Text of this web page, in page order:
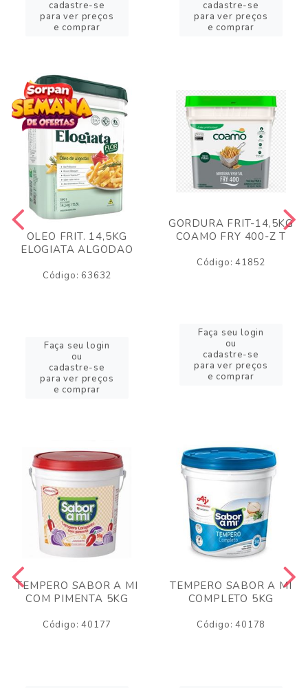
cadastre-se
para ver preços
e comprar
cadastre-se
para ver preços
e comprar
OLEO FRIT. 14,5KG
ELOGIATA ALGODAO
Código: 63632
Faça seu login
ou
cadastre-se
para ver preços
e comprar
GORDURA FRIT-14,5KG
COAMO FRY 400-Z T
Código: 41852
Faça seu login
ou
cadastre-se
para ver preços
e comprar
TEMPERO SABOR A MI
COM PIMENTA 5KG
Código: 40177
TEMPERO SABOR A MI
COMPLETO 5KG
Código: 40178